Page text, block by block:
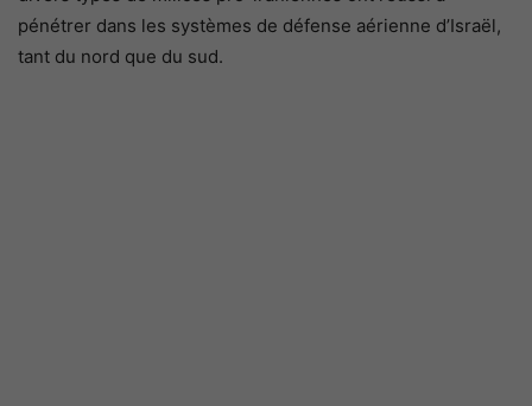
pénétrer dans les systèmes de défense aérienne d’Israël,
tant du nord que du sud.